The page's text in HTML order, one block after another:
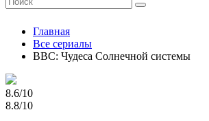
Главная
Все сериалы
BBC: Чудеса Солнечной системы
8.6/10
8.8/10